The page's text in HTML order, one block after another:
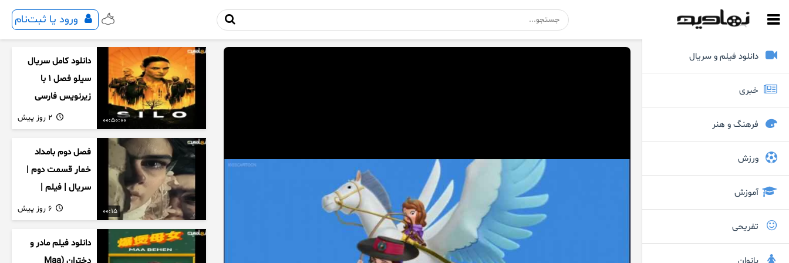
ورود یا ثبت‌نام
دانلود فیلم و سریال
خبری
فرهنگ و هنر
ورزش
آموزش
تفریحی
00:50:00
دانلود کامل سریال
سیلو فصل ۱ با
زیرنویس فارسی
00:15
فصل دوم بامداد
خمار قسمت دوم |
سریال | فیلم |
نمایش خانگی |
محبوبه | سینمایی
دانلود فیلم مادر و